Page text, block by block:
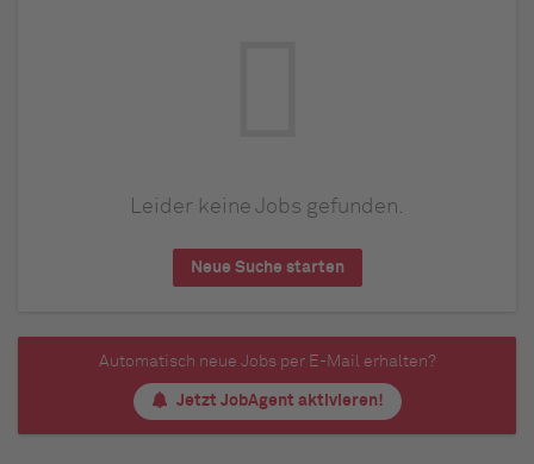
Leider keine Jobs gefunden.
Neue Suche starten
Automatisch neue Jobs per E-Mail erhalten?
Jetzt JobAgent aktivieren!